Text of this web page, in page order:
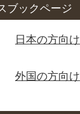
ブックページ
日本の方向け
外国の方向け